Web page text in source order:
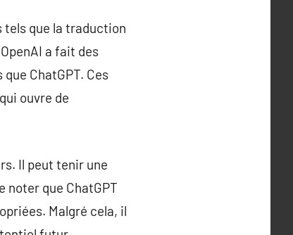
tels que la traduction
a fait des
ChatGPT. Ces
ouvre de
Il peut tenir une
que ChatGPT
Malgré cela, il